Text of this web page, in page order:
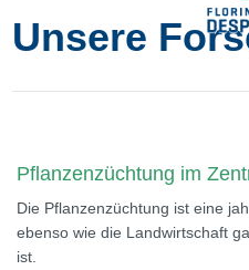
PRODUKTE
Unsere
Pflanzenzüchtung im
Die Pflanzenzüchtung ist eine
ebenso wie die Landwirtschaft
ist.